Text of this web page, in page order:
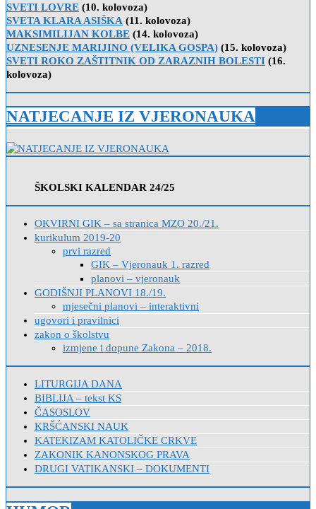
SVETI LOVRE (10. kolovoza)
SVETA KLARA ASIŠKA (11. kolovoza)
MAKSIMILIJAN KOLBE (14. kolovoza)
UZNESENJE MARIJINO (VELIKA GOSPA) (15. kolovoza)
SVETI ROKO ZAŠTITNIK OD ZARAZNIH BOLESTI (16.
kolovoza)
NATJECANJE IZ VJERONAUKA
ŠKOLSKI KALENDAR 24/25
OKVIRNI GIK – sa stranica MZO 20./21.
kurikulum 2019-20
prvi razred
GIK – Vjeronauk 1. razred
planovi – vjeronauk
GODIŠNJI PLANOVI 18./19.
mjesečni planovi – interaktivni
ugovori i pravilnici
zakon o školstvu
izmjene i dopune Zakona – 2018.
LITURGIJA DANA
BIBLIJA – tekst KS
ČASOSLOV
KRŠĆANSKI NAUK
KATEKIZAM KATOLIČKE CRKVE
ZAKONIK KANONSKOG PRAVA
DRUGI VATIKANSKI – DOKUMENTI